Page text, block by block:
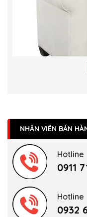
NHÂN VIÊN BÁN
Hotline
0911
Hotline
0932